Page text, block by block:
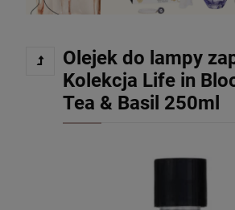
Olejek do lampy
Kolekcja Life in
Tea & Basil 250ml